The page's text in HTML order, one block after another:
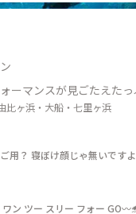
ーマンスが見ごたえたっ
比ヶ浜・大船・七里ヶ浜
用？ 寝ぼけ顔じゃ無いです